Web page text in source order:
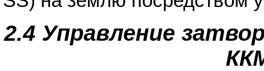
2.4 Управление